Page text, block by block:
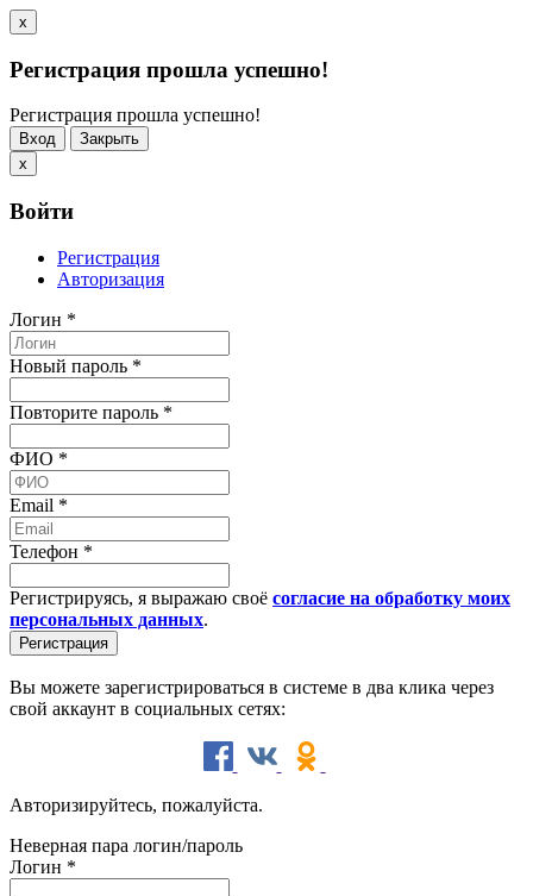
x
Регистрация прошла успешно!
Регистрация прошла успешно!
Вход
Закрыть
x
Войти
Регистрация
Авторизация
Логин *
Новый пароль *
Повторите пароль *
ФИО *
Email *
Телефон *
Регистрируясь, я выражаю своё согласие на обработку моих
персональных данных.
Вы можете зарегистрироваться в системе в два клика через
свой аккаунт в социальных сетях:
Авторизируйтесь, пожалуйста.
Неверная пара логин/пароль
Логин *